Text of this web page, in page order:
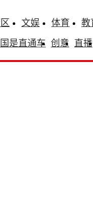
文娱 体育 教
国是直通车 创意 直播